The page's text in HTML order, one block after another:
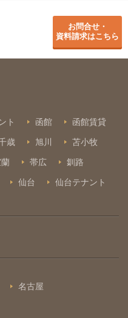
お問合せ・
資料請求はこちら
ト 函館 函館賃貸
歳 旭川 苫小牧
帯広 釧路
仙台 仙台テナント
名古屋